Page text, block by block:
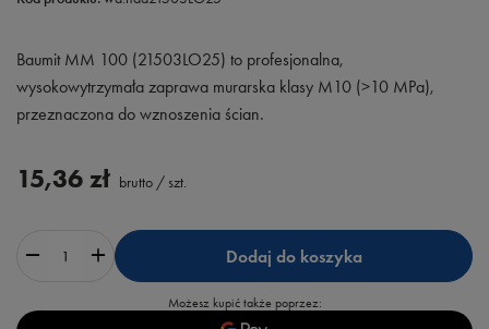
Baumit MM 100 (21503LO25) to profesjonalna,
wysokowytrzymała zaprawa murarska klasy M10 (>10 MPa),
przeznaczona do wznoszenia ścian.
15,36 zł brutto / szt.
Dodaj do koszyka
Możesz kupić także poprzez: